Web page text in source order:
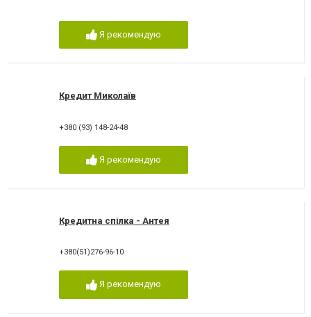
Я рекомендую
Кредит Миколаїв
+380 (93) 148-24-48
Я рекомендую
Кредитна спілка - Антея
+380(51)276-96-10
Я рекомендую